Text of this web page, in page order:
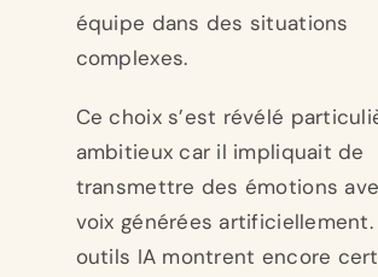
équipe dans des situations
complexes.
Ce choix s’est révélé
ambitieux car il impliquait de
transmettre des émotions
voix générées artificiellement.
outils IA montrent encore